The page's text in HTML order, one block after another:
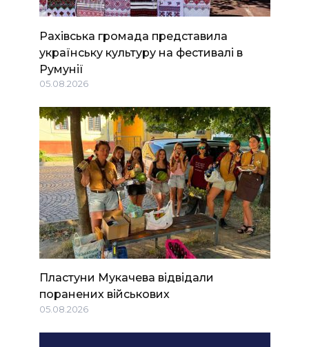
Рахівська громада представила
українську культуру на фестивалі в
Румунії
05.08.2026
Пластуни Мукачева відвідали
поранених військових
05.08.2026